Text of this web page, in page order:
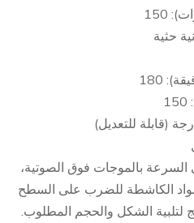
150
حثية
180
السرعة بالموجات فوق الصوتية،
الكاشطة للضرب على السطح
لتلبية الشكل والحجم المطلوب.